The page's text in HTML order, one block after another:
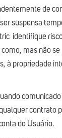
de
suspensa
identifique
mas não
à propriedade
contrato
do Usuário.